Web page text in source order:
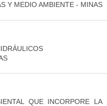
Y MEDIO AMBIENTE - MINAS
QUE INCORPORE LA